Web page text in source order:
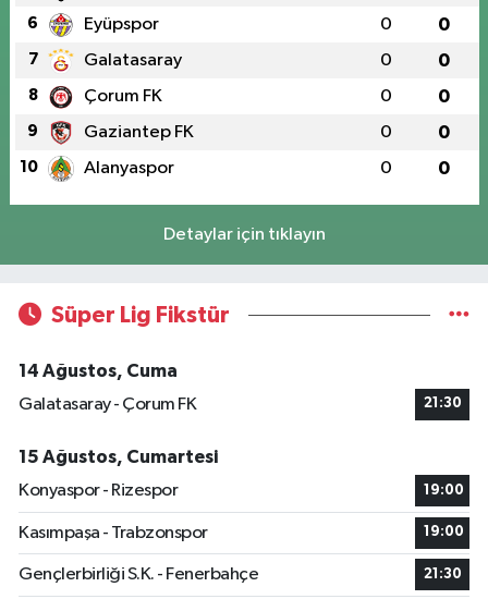
6 Eyüpspor 0 0
7 Galatasaray 0 0
8 Çorum FK 0 0
9 Gaziantep FK 0 0
10 Alanyaspor 0 0
Detaylar için tıklayın
Süper Lig Fikstür
14 Ağustos, Cuma
Galatasaray - Çorum FK
21:30
15 Ağustos, Cumartesi
Konyaspor - Rizespor
19:00
Kasımpaşa - Trabzonspor 19:00
Gençlerbirliği S.K. - Fenerbahçe 21:30